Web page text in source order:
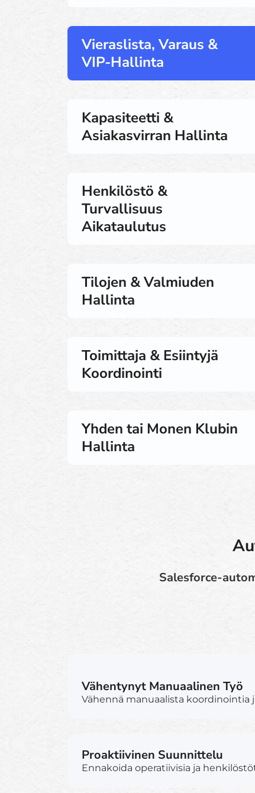
Vieraslista, Varaus &
VIP-Hallinta
Kapasiteetti &
Asiakasvirran Hallinta
Henkilöstö &
Turvallisuus
Aikataulutus
Tilojen & Valmiuden
Hallinta
Toimittaja & Esiintyjä
Koordinointi
Yhden tai Monen Klubin
Hallinta
Salesforce-
Vähentynyt Manuaalinen Työ
Vähennä manuaalista koordinointia
Proaktiivinen Suunnittelu
Ennakoida operatiivisia ja